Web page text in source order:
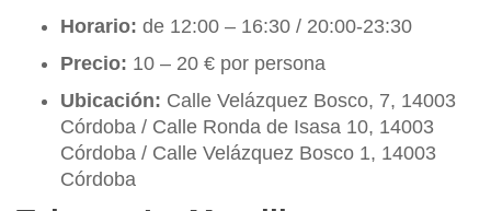
Horario: de 12:00 – 16:30 / 20:00-23:30
Precio: 10 – 20 € por persona
Ubicación: Calle Velázquez Bosco, 7, 14003
Córdoba / Calle Ronda de Isasa 10, 14003
Córdoba / Calle Velázquez Bosco 1, 14003
Córdoba